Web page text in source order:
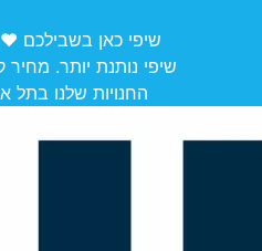
שיפי כאן בשבילכם ❤️ משלוחים
שיפי נותנת יותר.
החנויות שלנו בתל אביב לאיסוף: הרצל 106